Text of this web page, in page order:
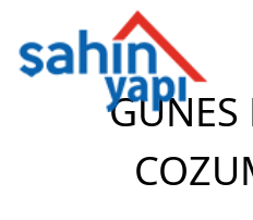
GUNES